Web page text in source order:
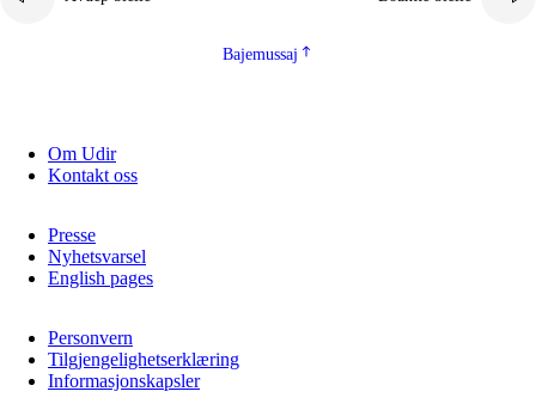
Bajemussaj
Om Udir
Kontakt oss
Presse
Nyhetsvarsel
English pages
Personvern
Tilgjengelighetserklæring
Informasjonskapsler